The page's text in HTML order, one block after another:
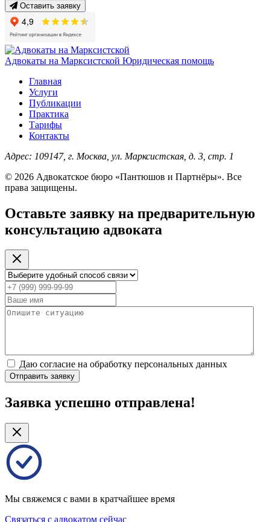
Оставить заявку
Адвокаты на Марксистской Юридическая помощь
Главная
Услуги
Публикации
Практика
Тарифы
Контакты
Адрес: 109147, г. Москва, ул. Марксистская, д. 3, стр. 1
© 2026 Адвокатское бюро «Пантюшов и Партнёры». Все
права защищены.
Оставьте заявку на предварительную
консультацию адвоката
Даю согласие на обработку персональных данных
Отправить заявку
Заявка успешно отправлена!
Мы свяжемся с вами в кратчайшее время
Связаться с адвокатом сейчас